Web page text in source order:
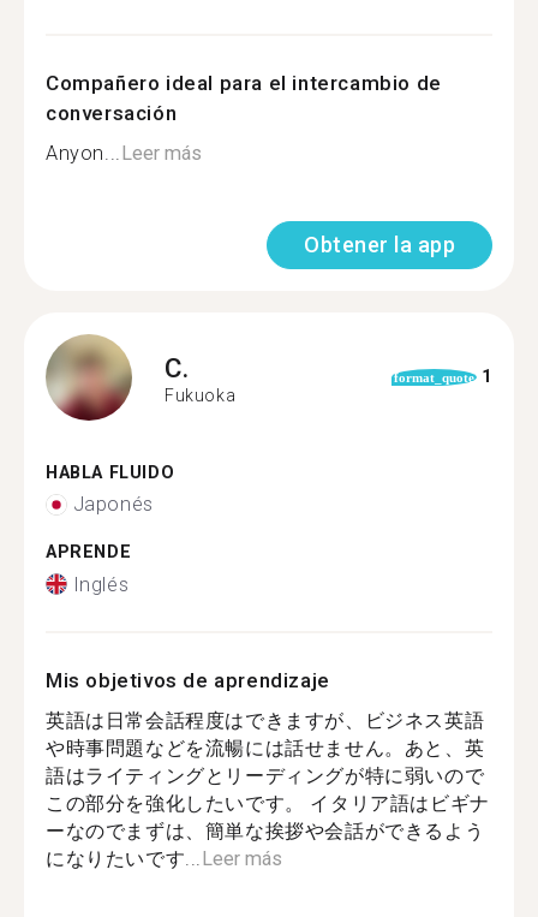
Compañero ideal para el intercambio de
conversación
Anyon... Leer más
Obtener la app
C.
Fukuoka
format_quote 1
HABLA FLUIDO
Japonés
APRENDE
Inglés
Mis objetivos de aprendizaje
英語は日常会話程度はできますが、ビジネス英語
や時事問題などを流暢には話せません。あと、英
語はライティングとリーディングが特に弱いので
この部分を強化したいです。 イタリア語はビギナ
ーなのでまずは、簡単な挨拶や会話ができるよう
になりたいです... Leer más